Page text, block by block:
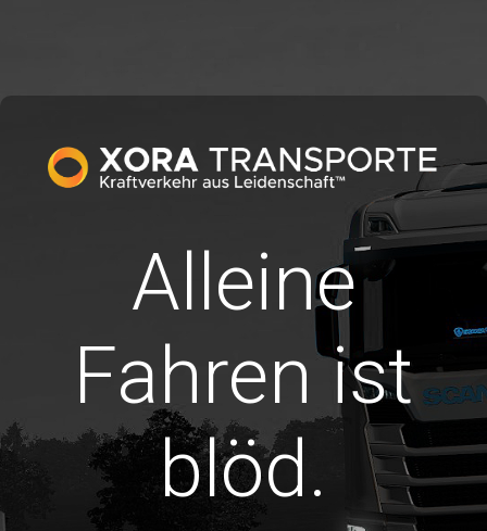
Alleine
Fahren ist
blöd.